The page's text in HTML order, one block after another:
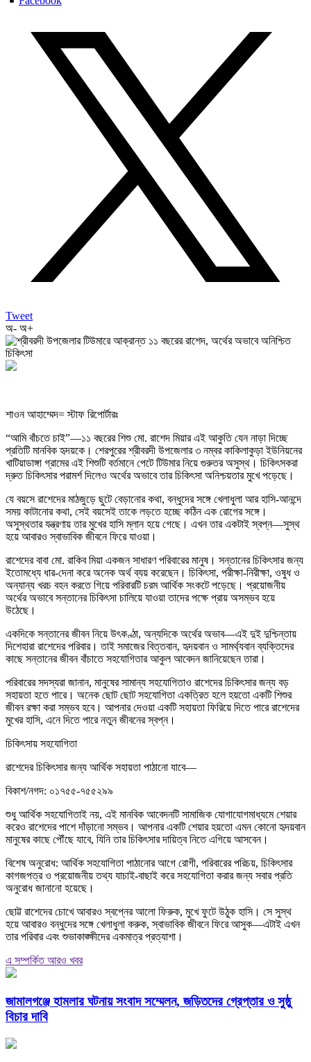
Tweet
অ- অ+
শাওন আহাম্মেদ= স্টাফ রিপোর্টারঃ
“আমি বাঁচতে চাই”—১১ বছরের শিশু মো. রাশেদ মিয়ার এই আকুতি যেন নাড়া দিচ্ছে
প্রতিটি মানবিক হৃদয়কে। শেরপুরের শ্রীবরদী উপজেলার ৩ নম্বর কাকিলাকুড়া ইউনিয়নের
খাটিয়াডাঙ্গা গ্রামের এই শিশুটি বর্তমানে পেটে টিউমার নিয়ে গুরুতর অসুস্থ। চিকিৎসকরা
দ্রুত চিকিৎসার পরামর্শ দিলেও অর্থের অভাবে তার চিকিৎসা অনিশ্চয়তার মুখে পড়েছে।
যে বয়সে রাশেদের মাঠজুড়ে ছুটে বেড়ানোর কথা, বন্ধুদের সঙ্গে খেলাধুলা আর হাসি-আনন্দে
সময় কাটানোর কথা, সেই বয়সেই তাকে লড়তে হচ্ছে কঠিন এক রোগের সঙ্গে।
অসুস্থতার যন্ত্রণায় তার মুখের হাসি ম্লান হয়ে গেছে। এখন তার একটাই স্বপ্ন—সুস্থ
হয়ে আবারও স্বাভাবিক জীবনে ফিরে যাওয়া।
রাশেদের বাবা মো. রাকিব মিয়া একজন সাধারণ পরিবারের মানুষ। সন্তানের চিকিৎসার জন্য
ইতোমধ্যে ধার-দেনা করে অনেক অর্থ ব্যয় করেছেন। চিকিৎসা, পরীক্ষা-নিরীক্ষা, ওষুধ ও
অন্যান্য খরচ বহন করতে গিয়ে পরিবারটি চরম আর্থিক সংকটে পড়েছে। প্রয়োজনীয়
অর্থের অভাবে সন্তানের চিকিৎসা চালিয়ে যাওয়া তাদের পক্ষে প্রায় অসম্ভব হয়ে
উঠেছে।
একদিকে সন্তানের জীবন নিয়ে উৎকণ্ঠা, অন্যদিকে অর্থের অভাব—এই দুই দুশ্চিন্তায়
দিশেহারা রাশেদের পরিবার। তাই সমাজের বিত্তবান, হৃদয়বান ও সামর্থ্যবান ব্যক্তিদের
কাছে সন্তানের জীবন বাঁচাতে সহযোগিতার আকুল আবেদন জানিয়েছেন তারা।
পরিবারের সদস্যরা জানান, মানুষের সামান্য সহযোগিতাও রাশেদের চিকিৎসার জন্য বড়
সহায়তা হতে পারে। অনেক ছোট ছোট সহযোগিতা একত্রিত হলে হয়তো একটি শিশুর
জীবন রক্ষা করা সম্ভব হবে। আপনার দেওয়া একটি সহায়তা ফিরিয়ে দিতে পারে রাশেদের
মুখের হাসি, এনে দিতে পারে নতুন জীবনের স্বপ্ন।
চিকিৎসায় সহযোগিতা
রাশেদের চিকিৎসার জন্য আর্থিক সহায়তা পাঠানো যাবে—
বিকাশ/নগদ: ০১৭৫৫-৭৫৫২৯৯
শুধু আর্থিক সহযোগিতাই নয়, এই মানবিক আবেদনটি সামাজিক যোগাযোগমাধ্যমে শেয়ার
করেও রাশেদের পাশে দাঁড়ানো সম্ভব। আপনার একটি শেয়ার হয়তো এমন কোনো হৃদয়বান
মানুষের কাছে পৌঁছে যাবে, যিনি তার চিকিৎসার দায়িত্ব নিতে এগিয়ে আসবেন।
বিশেষ অনুরোধ: আর্থিক সহযোগিতা পাঠানোর আগে রোগী, পরিবারের পরিচয়, চিকিৎসার
কাগজপত্র ও প্রয়োজনীয় তথ্য যাচাই-বাছাই করে সহযোগিতা করার জন্য সবার প্রতি
অনুরোধ জানানো হয়েছে।
ছোট্ট রাশেদের চোখে আবারও স্বপ্নের আলো ফিরুক, মুখে ফুটে উঠুক হাসি। সে সুস্থ
হয়ে আবারও বন্ধুদের সঙ্গে খেলাধুলা করুক, স্বাভাবিক জীবনে ফিরে আসুক—এটাই এখন
তার পরিবার এবং শুভাকাঙ্ক্ষীদের একমাত্র প্রত্যাশা।
এ সম্পর্কিত আরও খবর
জামালগঞ্জে হামলার ঘটনায় সংবাদ সম্মেলন, জড়িতদের গ্রেপ্তার ও সুষ্ঠু
বিচার দাবি